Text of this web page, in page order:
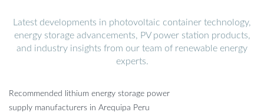
Latest developments in photovoltaic container technology,
energy storage advancements, PV power station products,
and industry insights from our team of renewable energy
experts.
Recommended lithium energy storage power
supply manufacturers in Arequipa Peru